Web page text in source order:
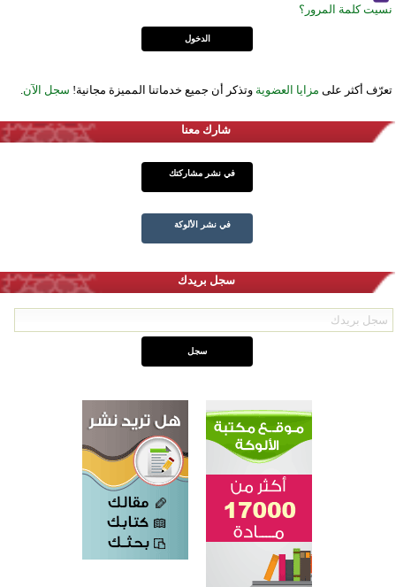
نسيت كلمة المرور؟
تعرّف أكثر على مزايا العضوية وتذكر أن جميع خدماتنا المميزة مجانية! سجل الآن
شارك معنا
في نشر مشاركتك
في نشر الألوكة
سجل بريدك